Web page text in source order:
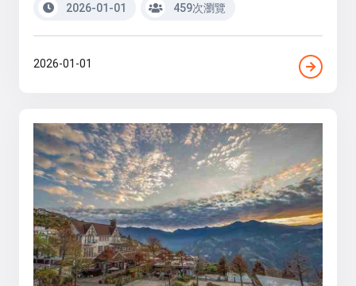
2026-01-01 459次瀏覽
2026-01-01